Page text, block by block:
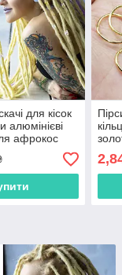
для кісок
алюмінієві
афрокос
для